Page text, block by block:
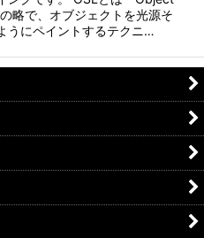
略で、オブジェクトを光源そ
うにペイントするテクニ…